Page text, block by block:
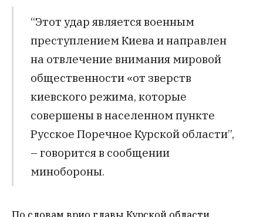
“Этот удар является военным
преступлением Киева и направлен
на отвлечение внимания мировой
общественности «от зверств
киевского режима, которые
совершены в населенном пункте
Русское Поречное Курской области”,
– говорится в сообщении
минобороны.